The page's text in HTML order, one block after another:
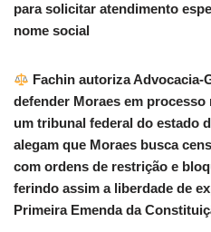
para solicitar atendimento
nome social
Fachin autoriza Advocacia-
defender Moraes em processo
um tribunal federal do estado
alegam que Moraes busca
com ordens de restrição e
ferindo assim a liberdade de
Primeira Emenda da